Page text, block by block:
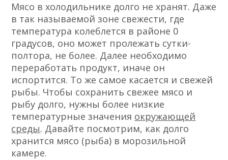
Мясо в холодильнике долго не хранят. Даже
в так называемой зоне свежести, где
температура колеблется в районе 0
градусов, оно может пролежать сутки-
полтора, не более. Далее необходимо
переработать продукт, иначе он
испортится. То же самое касается и свежей
рыбы. Чтобы сохранить свежее мясо и
рыбу долго, нужны более низкие
температурные значения окружающей
среды. Давайте посмотрим, как долго
хранится мясо (рыба) в морозильной
камере.